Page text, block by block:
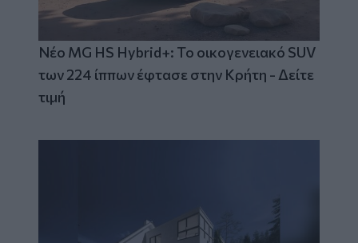
Νέο MG HS Hybrid+: Το οικογενειακό SUV
των 224 ίππων έφτασε στην Κρήτη - Δείτε
τιμή